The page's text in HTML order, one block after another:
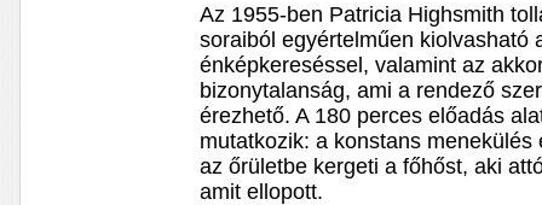
Az 1955-ben Patricia Highsmith
soraiból egyértelműen kiolvasható
énképkereséssel, valamint az
bizonytalanság, ami a rendező
érezhető. A 180 perces előadás
mutatkozik: a konstans
az őrületbe kergeti a főhőst, aki
amit ellopott.